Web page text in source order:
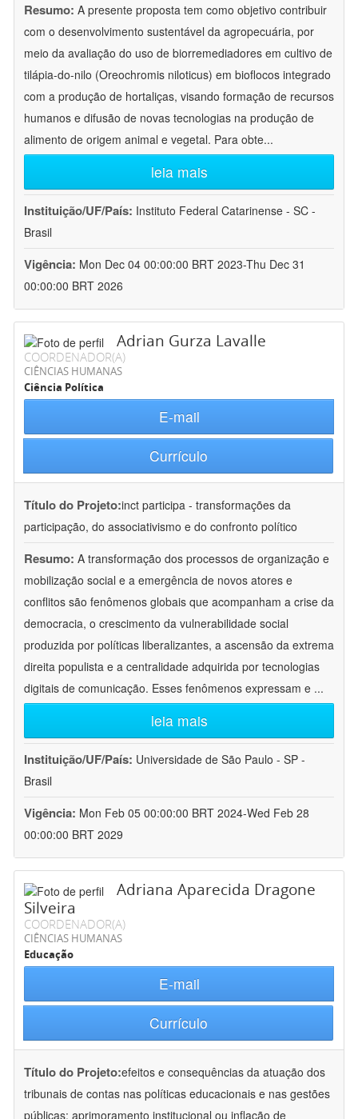
Resumo: A presente proposta tem como objetivo contribuir
com o desenvolvimento sustentável da agropecuária, por
meio da avaliação do uso de biorremediadores em cultivo de
tilápia-do-nilo (Oreochromis niloticus) em bioflocos integrado
com a produção de hortaliças, visando formação de recursos
humanos e difusão de novas tecnologias na produção de
alimento de origem animal e vegetal. Para obte...
leia mais
Instituição/UF/País: Instituto Federal Catarinense - SC -
Brasil
Vigência: Mon Dec 04 00:00:00 BRT 2023-Thu Dec 31
00:00:00 BRT 2026
Adrian Gurza Lavalle
COORDENADOR(A)
CIÊNCIAS HUMANAS
Ciência Política
E-mail
Currículo
Título do Projeto:inct participa - transformações da
participação, do associativismo e do confronto político
Resumo: A transformação dos processos de organização e
mobilização social e a emergência de novos atores e
conflitos são fenômenos globais que acompanham a crise da
democracia, o crescimento da vulnerabilidade social
produzida por políticas liberalizantes, a ascensão da extrema
direita populista e a centralidade adquirida por tecnologias
digitais de comunicação. Esses fenômenos expressam e ...
leia mais
Instituição/UF/País: Universidade de São Paulo - SP -
Brasil
Vigência: Mon Feb 05 00:00:00 BRT 2024-Wed Feb 28
00:00:00 BRT 2029
Adriana Aparecida Dragone
Silveira
COORDENADOR(A)
CIÊNCIAS HUMANAS
Educação
E-mail
Currículo
Título do Projeto:efeitos e consequências da atuação dos
tribunais de contas nas políticas educacionais e nas gestões
públicas: aprimoramento institucional ou inflação de